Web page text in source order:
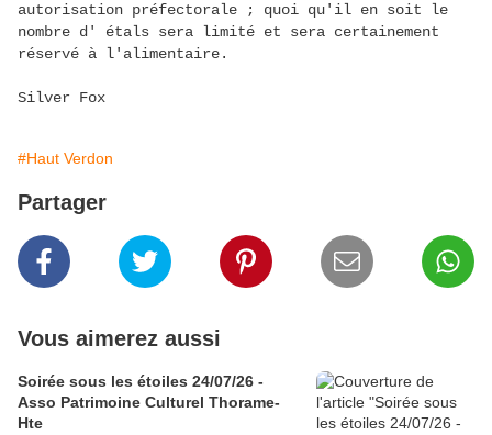
autorisation préfectorale ; quoi qu'il en soit le
nombre d' étals sera limité et sera certainement
réservé à l'alimentaire.
Silver Fox
#Haut Verdon
Partager
Vous aimerez aussi
Soirée sous les étoiles 24/07/26 -
Asso Patrimoine Culturel Thorame-
Hte